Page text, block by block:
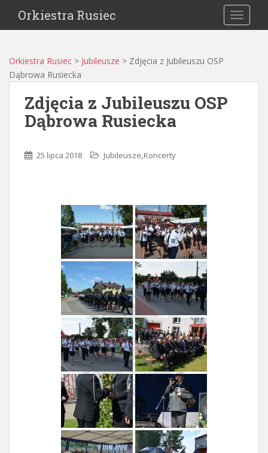
Orkiestra Rusiec
Orkiestra Rusiec > Jubileusze > Zdjęcia z Jubileuszu OSP
Dąbrowa Rusiecka
Zdjęcia z Jubileuszu OSP
Dąbrowa Rusiecka
25 lipca 2018 Jubileusze,Koncerty